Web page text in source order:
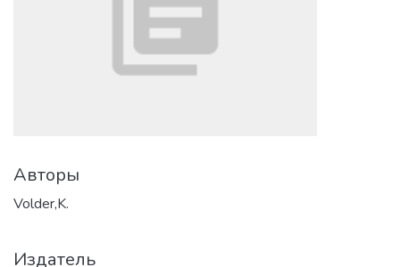
Авторы
Volder,K.
Издатель